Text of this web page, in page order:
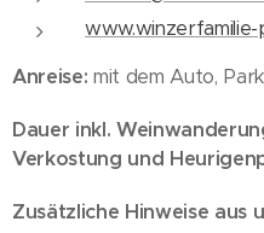
Anreise: mit dem Auto,
Dauer inkl.
Verkostung und
Zusätzliche Hinweise aus